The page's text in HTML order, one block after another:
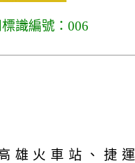
識編號：006
雄火車站、捷